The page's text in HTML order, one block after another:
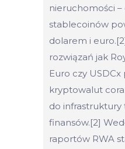
nieruchomości
stablecoinów
dolarem i
rozwiązań jak
Euro czy
kryptowalut
do infrastruktury
finansów.[2]
raportów RWA